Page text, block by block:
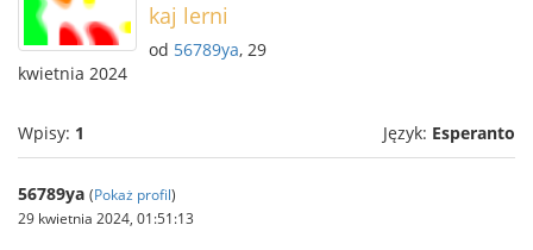
kaj lerni
od 56789ya, 29
kwietnia 2024
Wpisy: 1 Język: Esperanto
56789ya (Pokaż profil)
29 kwietnia 2024, 01:51:13